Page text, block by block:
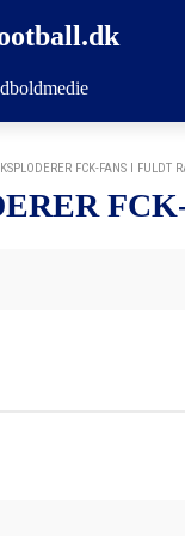
FCK-FANS I FULDT